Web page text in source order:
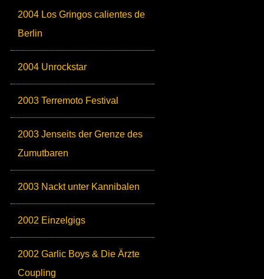
2004 Los Gringos calientes de
Berlin
2004 Unrockstar
2003 Terremoto Festival
2003 Jenseits der Grenze des
Zumutbaren
2003 Nackt unter Kannibalen
2002 Einzelgigs
2002 Garlic Boys & Die Ärzte
Coupling